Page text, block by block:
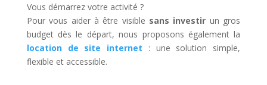
Vous démarrez votre activité ?
Pour vous aider à être visible sans investir un gros
budget dès le départ, nous proposons également la
location de site internet : une solution simple,
flexible et accessible.